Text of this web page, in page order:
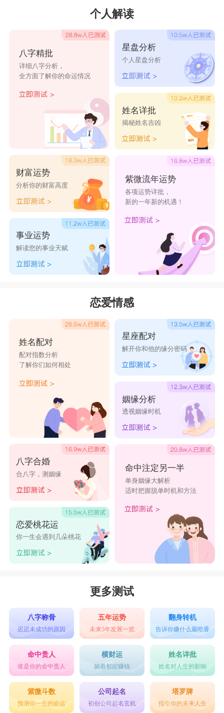
知妍
秀霎 艺歆 悠水
靖璇 晴熙 向华
雁邑 念瑶
泽烟 云碧
梓怡 恩希
冰杰 诗语
个人解读
八字精批
详细八字分析，
全方面了解你的命运情况
财富运势
分析你的财富高度
事业运势
解读您的事业天赋
星盘分析
个人星盘分析
姓名详批
揭秘姓名吉凶
紫微流年运势
各项运势详批，
新的一年新的机遇！
恋爱情感
姓名配对
配对指数分析
了解你们如何相处
八字合婚
合八字，测姻缘
恋爱桃花运
你一生会遇到几朵桃花
星座配对
解开你和他的缘分密码
姻缘分析
透视姻缘时机
命中注定另一半
单身姻缘大解析
适时把握脱单时机和方法
更多测试
八字称骨
迟迟未成功的原因
五年运势
未来5年发展一览
翻身转机
告诉你赚什么最吃香
命中贵人
谁是你的命中贵人
横财运
躺着都能赚钱
姓名详批
姓名对人生的影响
紫微斗数
预测你一生的命运
公司起名
初创公司起名玄机
塔罗牌
指引你的未来人生